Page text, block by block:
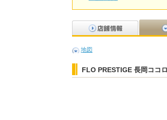
地図
FLO PRESTIGE 長岡ココ